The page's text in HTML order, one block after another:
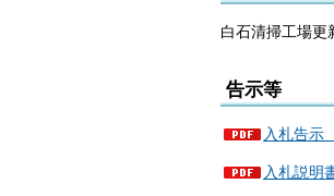
白石清掃工場更
告示等
入札告示
入札説明